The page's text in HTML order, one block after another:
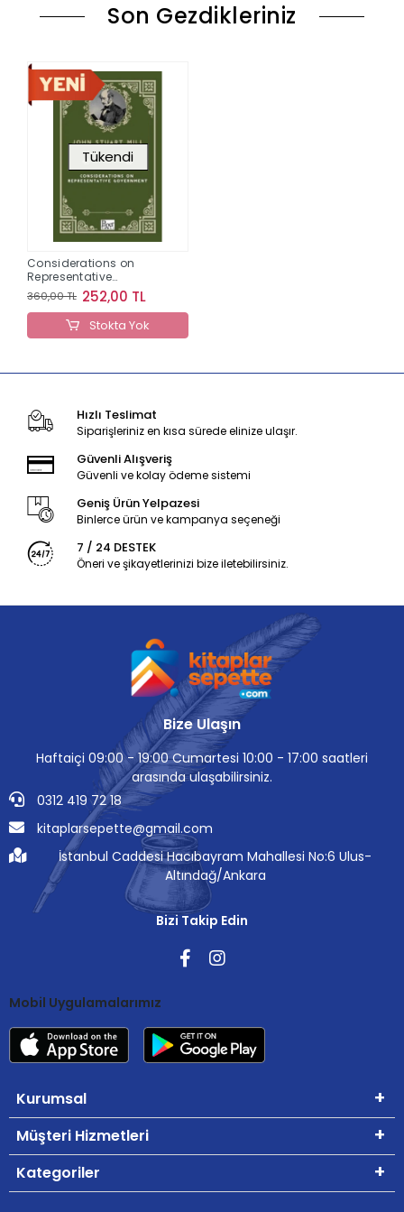
Son Gezdikleriniz
Tükendi
Considerations on
Representative
Government
360,00 TL 252,00 TL
Stokta Yok
Hızlı Teslimat
Siparişleriniz en kısa sürede elinize ulaşır.
Güvenli Alışveriş
Güvenli ve kolay ödeme sistemi
Geniş Ürün Yelpazesi
Binlerce ürün ve kampanya seçeneği
7 / 24 DESTEK
Öneri ve şikayetlerinizi bize iletebilirsiniz.
Bize Ulaşın
Haftaiçi 09:00 - 19:00 Cumartesi 10:00 - 17:00 saatleri
arasında ulaşabilirsiniz.
0312 419 72 18
kitaplarsepette@gmail.com
İstanbul Caddesi Hacıbayram Mahallesi No:6 Ulus-
Altındağ/Ankara
Bizi Takip Edin
Mobil Uygulamalarımız
Kurumsal
Müşteri Hizmetleri
Kategoriler